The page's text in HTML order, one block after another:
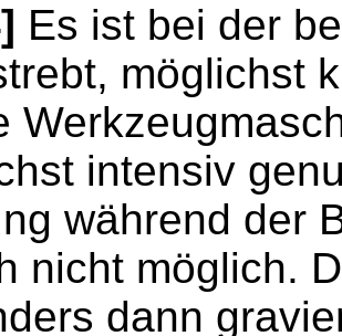
Es ist bei der
möglichst
intensiv
während der
nicht möglich.
dann